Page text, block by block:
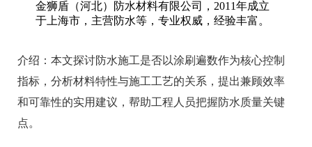
金狮盾（河北）防水材料有限公司，2011年成立
于上海市，主营防水等，专业权威，经验丰富。
介绍： 本文探讨防水施工是否以涂刷遍数作为核心控制
指标，分析材料特性与施工工艺的关系，提出兼顾效率
和可靠性的实用建议，帮助工程人员把握防水质量关键
点。